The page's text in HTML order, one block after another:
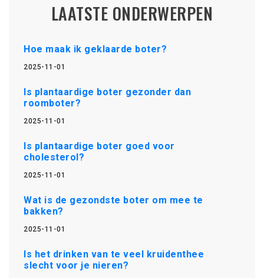
LAATSTE ONDERWERPEN
Hoe maak ik geklaarde boter?
2025-11-01
Is plantaardige boter gezonder dan
roomboter?
2025-11-01
Is plantaardige boter goed voor
cholesterol?
2025-11-01
Wat is de gezondste boter om mee te
bakken?
2025-11-01
Is het drinken van te veel kruidenthee
slecht voor je nieren?